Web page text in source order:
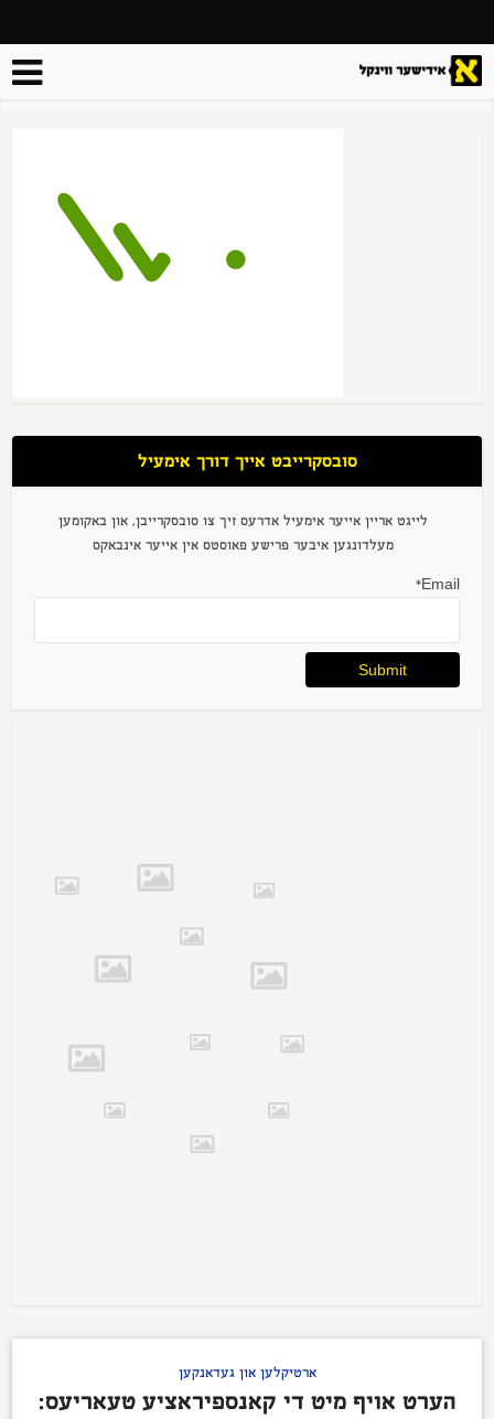
סובסקרייבט אייך דורך אימעיל
לייגט אריין אייער אימעיל אדרעס זיך צו סובסקרייבן, און באקומען
מעלדונגען איבער פרישע פאוסטס אין אייער אינבאקס
Email*
ארטיקלען און געדאנקען
הערט אויף מיט די קאנספיראציע טעאריעס: